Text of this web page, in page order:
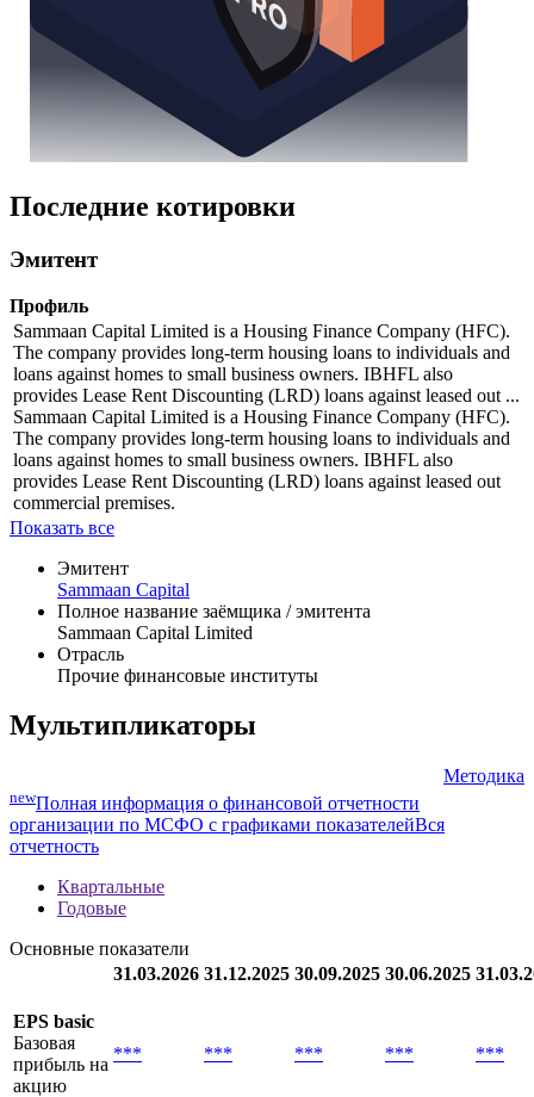
Последние котировки
Эмитент
Профиль
Sammaan Capital Limited is a Housing Finance Company (HFC).
The company provides long-term housing loans to individuals and
loans against homes to small business owners. IBHFL also
provides Lease Rent Discounting (LRD) loans against leased out ...
Sammaan Capital Limited is a Housing Finance Company (HFC).
The company provides long-term housing loans to individuals and
loans against homes to small business owners. IBHFL also
provides Lease Rent Discounting (LRD) loans against leased out
commercial premises.
Показать все
Эмитент
Sammaan Capital
Полное название заёмщика / эмитента
Sammaan Capital Limited
Отрасль
Прочие финансовые институты
Мультипликаторы
Методика
newПолная информация о финансовой отчетности
организации по МСФО с графиками показателейВся
отчетность
Квартальные
Годовые
Основные показатели
31.03.2026 31.12.2025 30.09.2025 30.06.2025
EPS basic
Базовая
прибыль на
акцию
*** *** *** *** ***